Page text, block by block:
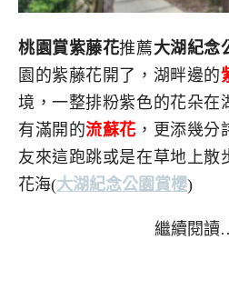
桃園賞紫藤花推薦大湖紀念
園的紫藤花開了，湖畔邊的
境，一整排粉紫色的花朵在
有滿開的流蘇花 ，更添幾分
友來這跑跳或是在草地上散
花海(大湖紀念公園賞櫻)
繼續閱